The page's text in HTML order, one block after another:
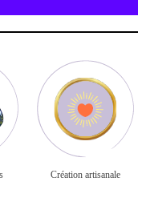
Création artisanale